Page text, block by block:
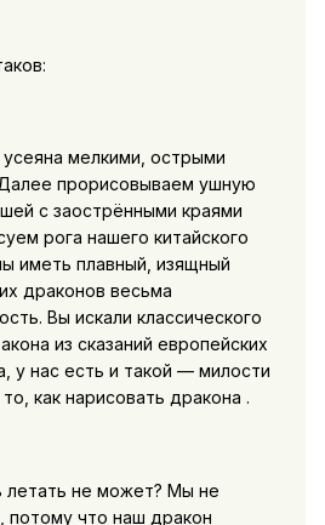
мелкими, острыми
прорисовываем ушную
с заострёнными краями
рога нашего китайского
иметь плавный, изящный
драконов весьма
Вы искали классического
из сказаний европейских
у нас есть и такой — милости
как нарисовать дракона .
летать не может? Мы не
потому что наш дракон